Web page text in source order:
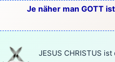
springen
Je näher man GOTT
JESUS CHRISTUS